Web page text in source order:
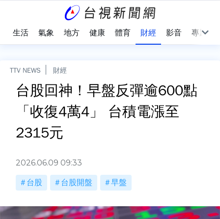
生活 氣象 地方 健康 體育 財經 影音 專題
TTV NEWS 財經
台股回神！早盤反彈逾600點
「收復4萬4」 台積電漲至
2315元
2026.06.09 09:33
台股 台股開盤 早盤